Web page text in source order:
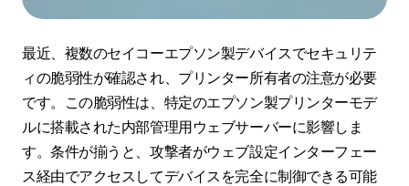
最近、複数のセイコーエプソン製デバイスでセキュリテ
ィの脆弱性が確認され、プリンター所有者の注意が必要
です。この脆弱性は、特定のエプソン製プリンターモデ
ルに搭載された内部管理用ウェブサーバーに影響しま
す。条件が揃うと、攻撃者がウェブ設定インターフェー
ス経由でアクセスしてデバイスを完全に制御できる可能